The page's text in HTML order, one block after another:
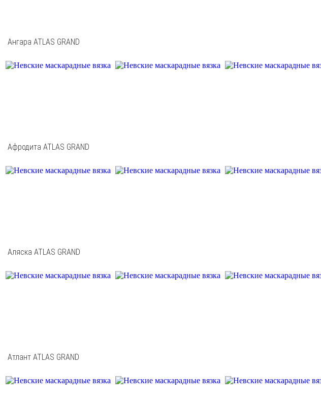
Ангара ATLAS GRAND
Афродита ATLAS GRAND
Аляска ATLAS GRAND
Атлант ATLAS GRAND